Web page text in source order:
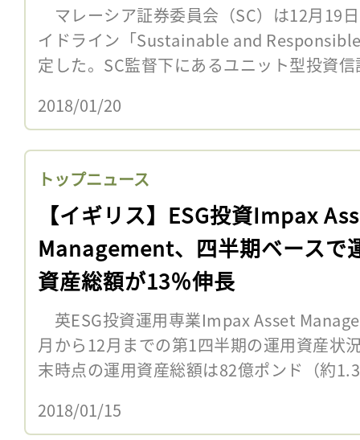
マレーシア証券委員会（SC）は12月19
イドライン「Sustainable and
定した。SC監督下にあるユニット型投資
2018/01/20
トップニュース
【イギリス】ESG投資Impax
Management、四半期ベースで
資産総額が13％伸長
英ESG投資運用専業Impax Asset
月から12月までの第1四半期の運用資産状
末時点の運用資産総額は82億ポンド（約
2018/01/15